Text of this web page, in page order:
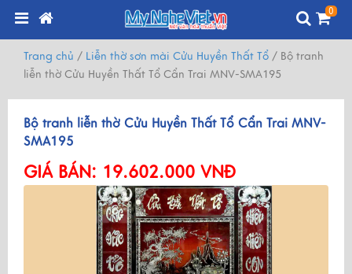
0
Trang chủ / Liễn thờ sơn mài Cửu Huyền Thất Tổ / Bộ tranh
liễn thờ Cửu Huyền Thất Tổ Cẩn Trai MNV-SMA195
Bộ tranh liễn thờ Cửu Huyền Thất Tổ Cẩn Trai MNV-
SMA195
GIÁ BÁN: 19.602.000 VNĐ